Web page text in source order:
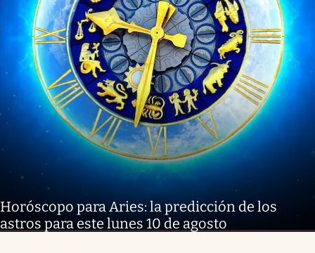
Horóscopo para Aries: la predicción de los
astros para este lunes 10 de agosto